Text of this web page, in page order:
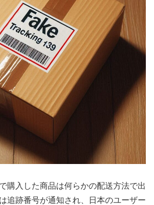
購入した商品は何らかの配送方法で出
追跡番号が通知され、日本のユーザー